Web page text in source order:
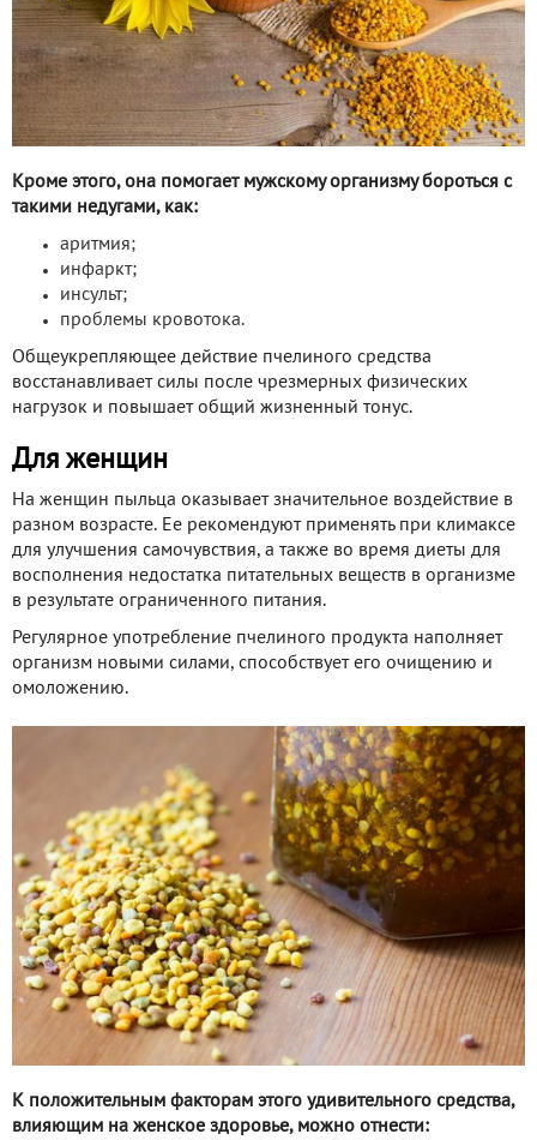
Кроме этого, она помогает мужскому организму бороться с
такими недугами, как:
аритмия;
инфаркт;
инсульт;
проблемы кровотока.
Общеукрепляющее действие пчелиного средства
восстанавливает силы после чрезмерных физических
нагрузок и повышает общий жизненный тонус.
Для женщин
На женщин пыльца оказывает значительное воздействие в
разном возрасте. Ее рекомендуют применять при климаксе
для улучшения самочувствия, а также во время диеты для
восполнения недостатка питательных веществ в организме
в результате ограниченного питания.
Регулярное употребление пчелиного продукта наполняет
организм новыми силами, способствует его очищению и
омоложению.
К положительным факторам этого удивительного средства,
влияющим на женское здоровье, можно отнести: